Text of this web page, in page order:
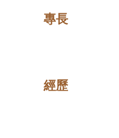
專長
經歷